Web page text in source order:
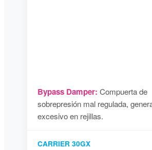
Bypass Damper: Compuerta de
sobrepresión mal regulada,
excesivo en rejillas.
CARRIER 30GX